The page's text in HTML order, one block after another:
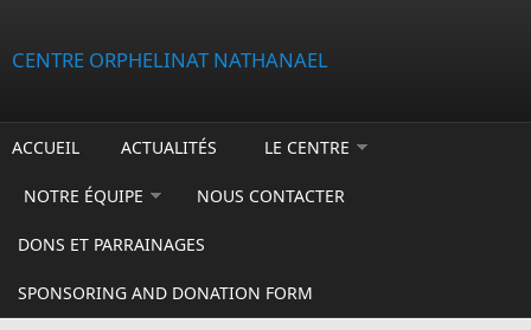
CENTRE ORPHELINAT NATHANAEL
ACCUEIL ACTUALITÉS LE CENTRE
NOTRE ÉQUIPE NOUS CONTACTER
DONS ET PARRAINAGES
SPONSORING AND DONATION FORM